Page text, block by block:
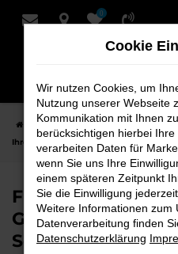
Zum
0
Startseite Rotenburg Porsche
Ihren Porsche Panamera
Finden Sie Ihren
Gebrauchtwagen
Schmidt + Koch
Cookie
Wir nutzen Cookies, um
Nutzung unserer Webseite
Kommunikation mit Ihnen
berücksichtigen hierbei
verarbeiten Daten für
wenn Sie uns Ihre
einem späteren Zeitpunkt
Sie die Einwilligung
Weitere Informationen zum
Datenverarbeitung finden
Datenschutzerklärung